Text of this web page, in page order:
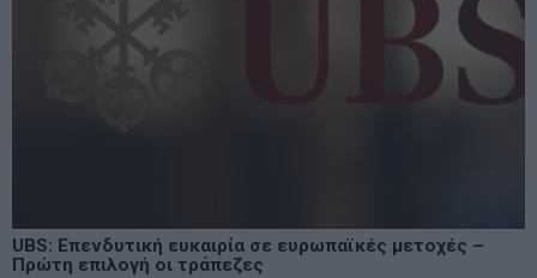
UBS: Επενδυτική ευκαιρία σε ευρωπαϊκές μετοχές –
Πρώτη επιλογή οι τράπεζες